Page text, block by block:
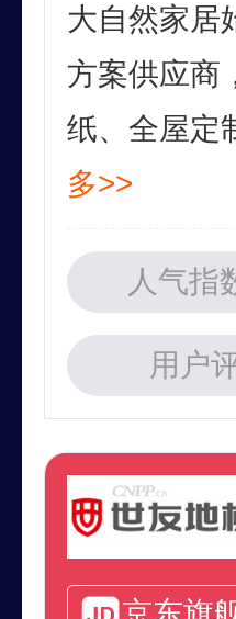
大自然家居
方案供应商
纸、全屋定
多>>
人气指
用户